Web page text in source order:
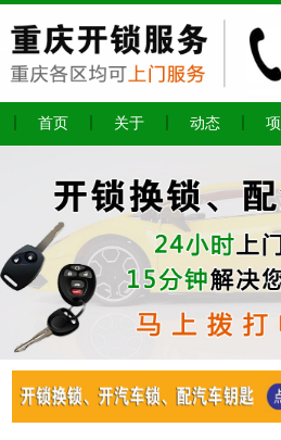
首页 关于 动态